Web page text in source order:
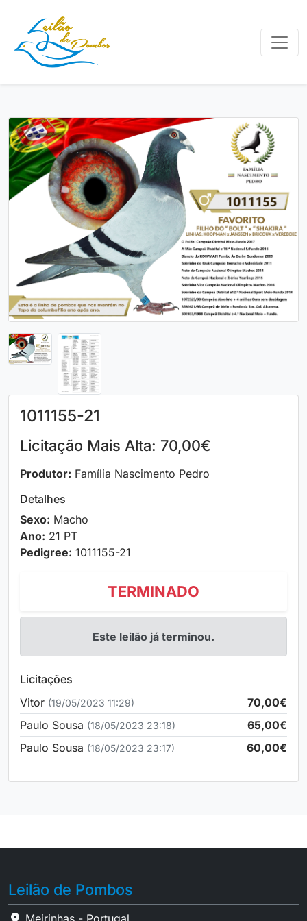
1011155-21
Licitação Mais Alta: 70,00€
Produtor: Família Nascimento Pedro
Detalhes
Sexo: Macho
Ano: 21 PT
Pedigree: 1011155-21
TERMINADO
Este leilão já terminou.
Licitações
Vitor (19/05/2023 11:29)
70,00€
Paulo Sousa (18/05/2023 23:18)
65,00€
Paulo Sousa (18/05/2023 23:17) 60,00€
Leilão de Pombos
Meirinhas - Portugal